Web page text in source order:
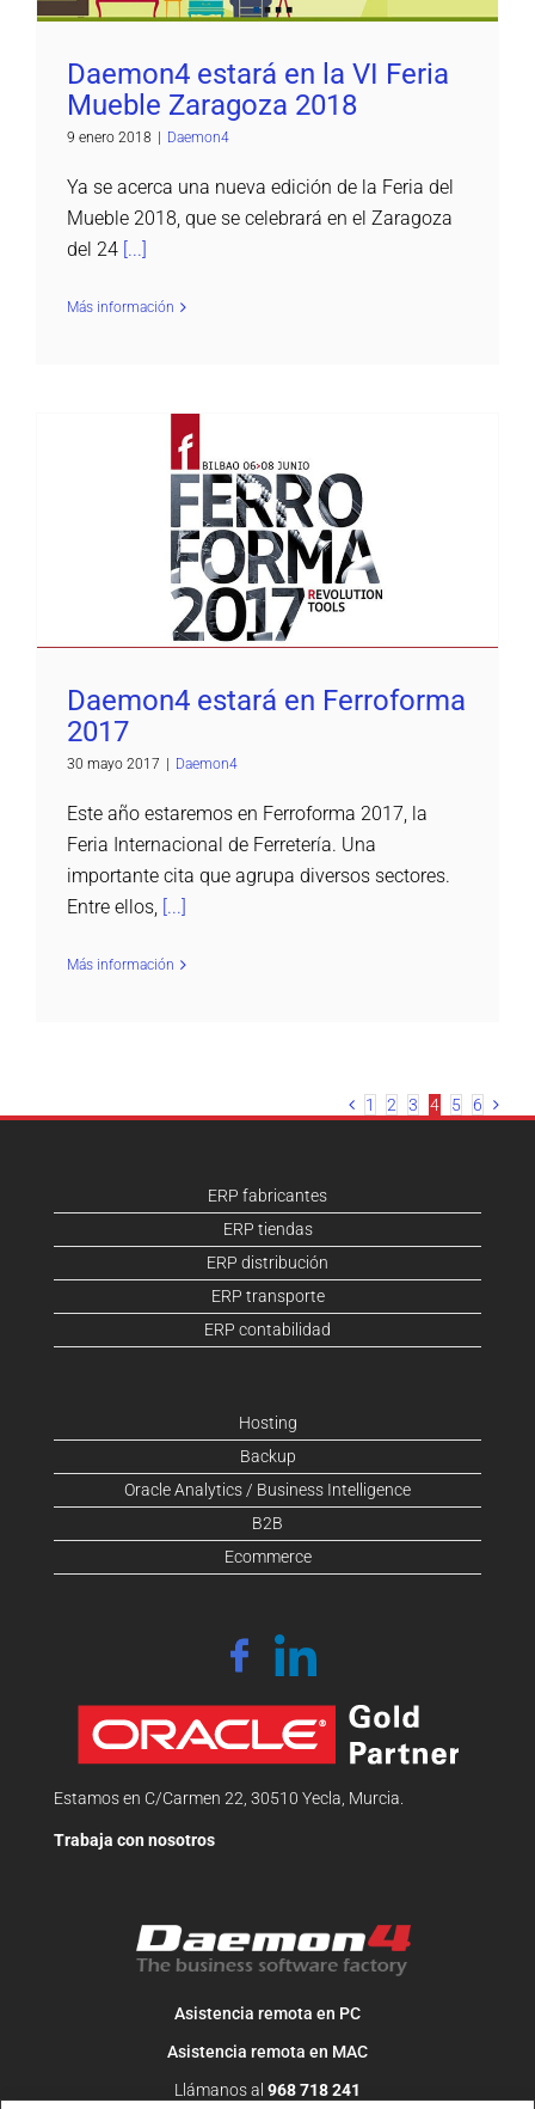
Daemon4 estará en la VI Feria
Mueble Zaragoza 2018
9 enero 2018 | Daemon4
Ya se acerca una nueva edición de la Feria del
Mueble 2018, que se celebrará en el Zaragoza
del 24 [...]
Más información
Daemon4 estará en Ferroforma 2017
Daemon4
Daemon4 estará en Ferroforma
2017
30 mayo 2017 | Daemon4
Este año estaremos en Ferroforma 2017, la
Feria Internacional de Ferretería. Una
importante cita que agrupa diversos sectores.
Entre ellos, [...]
Más información
1 2 3 4 5 6
ERP fabricantes
ERP tiendas
ERP distribución
ERP transporte
ERP contabilidad
Hosting
Backup
Oracle Analytics / Business Intelligence
B2B
Ecommerce
Estamos en C/Carmen 22, 30510 Yecla, Murcia.
Trabaja con nosotros
Asistencia remota en PC
Asistencia remota en MAC
Llámanos al 968 718 241